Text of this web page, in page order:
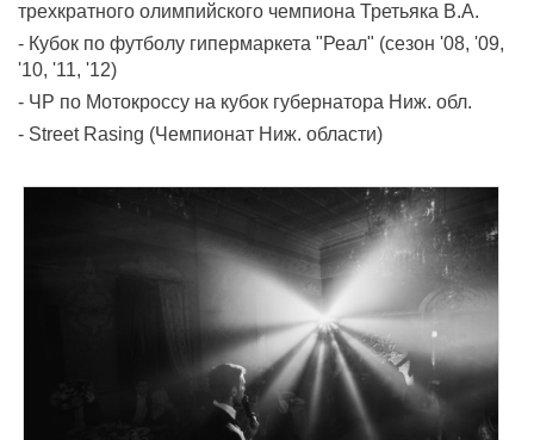
трехкратного олимпийского чемпиона Третьяка В.А.
- Кубок по футболу гипермаркета "Реал" (сезон '08, '09,
'10, '11, '12)
- ЧР по Мотокроссу на кубок губернатора Ниж. обл.
- Street Rasing (Чемпионат Ниж. области)